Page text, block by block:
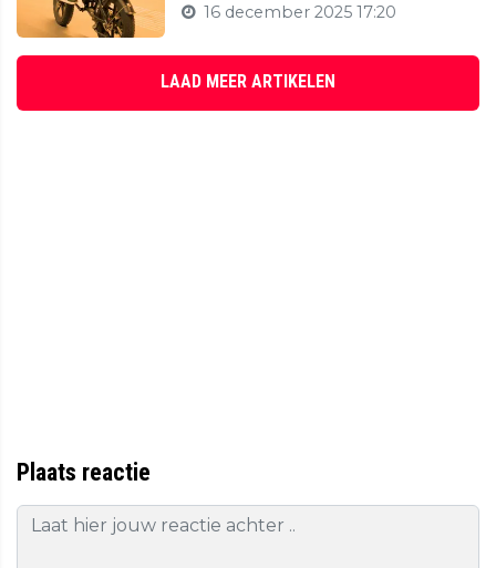
16 december 2025 17:20
LAAD MEER ARTIKELEN
Plaats reactie